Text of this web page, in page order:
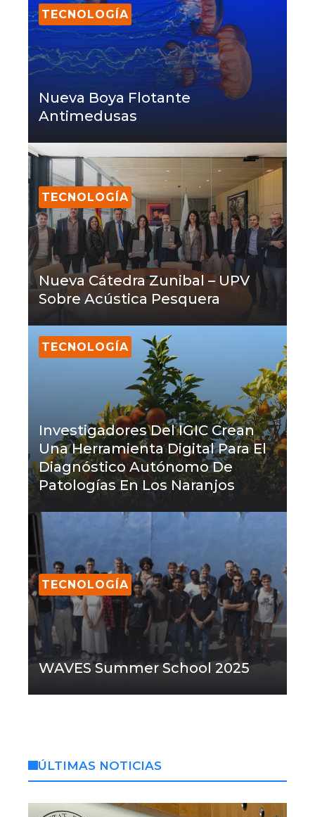
TECNOLOGÍA
Nueva Boya Flotante
Antimedusas
TECNOLOGÍA
Nueva Cátedra Zunibal – UPV
Sobre Acústica Pesquera
TECNOLOGÍA
Investigadores Del IGIC Crean
Una Herramienta Digital Para El
Diagnóstico Autónomo De
Patologías En Los Naranjos
TECNOLOGÍA
WAVES Summer School 2025
ÚLTIMAS NOTICIAS